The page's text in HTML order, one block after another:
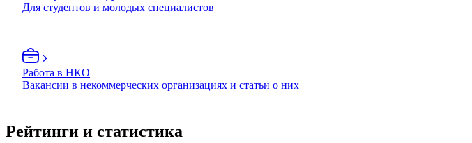
Для студентов и молодых специалистов
Работа в НКО
Вакансии в некоммерческих организациях и статьи о них
Рейтинги и статистика